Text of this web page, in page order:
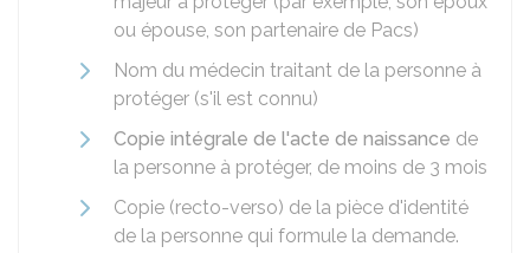
ou épouse, son partenaire de Pacs)
Nom du médecin traitant de la personne à
protéger (s'il est connu)
Copie intégrale de l'acte de naissance de
la personne à protéger, de moins de 3 mois
Copie (recto-verso) de la pièce d'identité
de la personne qui formule la demande.